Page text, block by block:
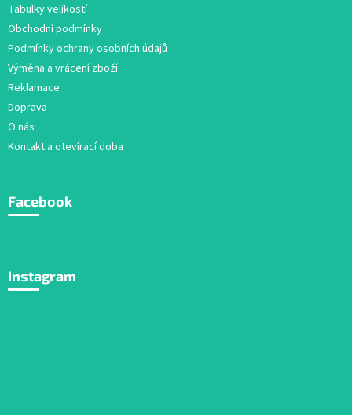
Tabulky velikostí
Obchodní podmínky
Podmínky ochrany osobních údajů
Výměna a vrácení zboží
Reklamace
Doprava
O nás
Kontakt a otevírací doba
Facebook
Instagram